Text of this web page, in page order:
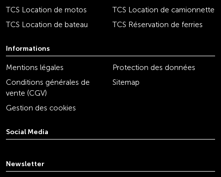
TCS Location de motos
TCS Location de camionnette
TCS Location de bateau
TCS Réservation de ferries
Informations
Mentions légales
Protection des données
Conditions générales de
vente (CGV)
Sitemap
Gestion des cookies
Social Media
Newsletter